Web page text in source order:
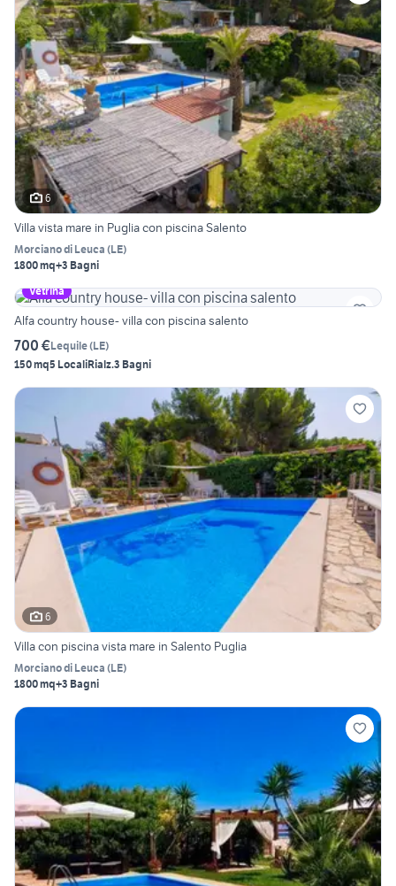
6
Villa vista mare in Puglia con piscina Salento
Morciano di Leuca (LE)
1800 mq+3 Bagni
Vetrina
Alfa country house- villa con piscina salento
700 €Lequile(LE)
150 mq5 LocaliRialz.3 Bagni
6
Villa con piscina vista mare in Salento Puglia
Morciano di Leuca (LE)
1800 mq+3 Bagni